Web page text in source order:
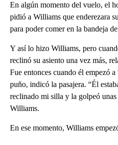
En algún momento del vuelo, el
pidió a Williams que enderezara
para poder comer en la bandeja
Y así lo hizo Williams, pero
reclinó su asiento una vez más,
Fue entonces cuando él empezó
puño, indicó la pasajera. “Él
reclinado mi silla y la golpeó
Williams.
En ese momento, Williams